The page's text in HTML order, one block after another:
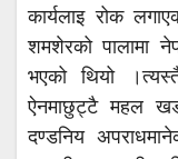
कार्यलाइ रोक
शमशेरको पालामा
भएको थियो
ऐनमाछुट्टै महल
दण्डनिय